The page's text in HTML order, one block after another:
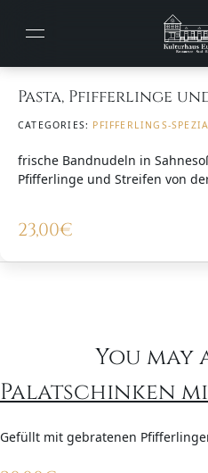
Pasta, Pfifferlinge
CATEGORIES: PFIFFERLINGS-
frische Bandnudeln in
Pfifferlinge und Streifen von
23,00€
You may
Palatschinken
Gefüllt mit gebratenen